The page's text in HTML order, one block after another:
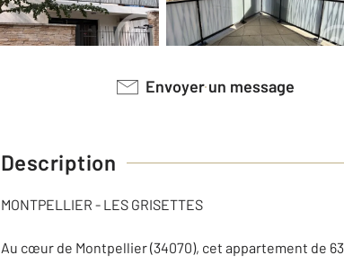
Envoyer un message
Description
MONTPELLIER - LES GRISETTES
Au cœur de Montpellier (34070), cet appartement de